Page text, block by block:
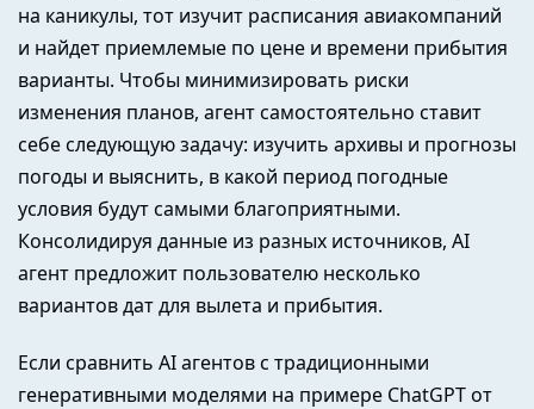
на каникулы, тот изучит расписания авиакомпаний
и найдет приемлемые по цене и времени прибытия
варианты. Чтобы минимизировать риски
изменения планов, агент самостоятельно ставит
себе следующую задачу: изучить архивы и прогнозы
погоды и выяснить, в какой период погодные
условия будут самыми благоприятными.
Консолидируя данные из разных источников, AI
агент предложит пользователю несколько
вариантов дат для вылета и прибытия.
Если сравнить AI агентов с традиционными
генеративными моделями на примере ChatGPT от